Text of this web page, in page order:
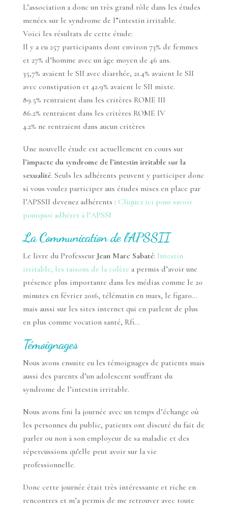
L’association a donc un très grand rôle dans les études
menées sur le syndrome de l”intestin irritable.
Voici les résultats de cette étude:
Il y a eu 257 participants dont environ 73% de femmes
et 27% d’homme avec un âge moyen de 46 ans.
35,7% avaient le SII avec diarrhée, 21.4% avaient le SII
avec constipation et 42.9% avaient le SII mixte.
89.5% rentraient dans les critères ROME III
86.2% rentraient dans les critères ROME IV
4.2% ne rentraient dans aucun critères
Une nouvelle étude est actuellement en cours sur
l’impacte du syndrome de l’intestin irritable sur la
sexualité. Seuls les adhérents peuvent y participer donc
si vous voulez participer aux études mises en place par
l’APSSII devenez adhérents : Cliquez ici pour savoir
pourquoi adhérer à l’APSSI
La Communication de l’APSSII
Le livre du Professeur Jean Marc Sabaté: Intestin
irritable, les raisons de la colère a permis d’avoir une
présence plus importante dans les médias comme le 20
minutes en février 2016, télématin en mars, le figaro…
mais aussi sur les sites internet qui en parlent de plus
en plus comme vocation santé, Rfi…
Témoignages
Nous avons ensuite eu les témoignages de patients mais
aussi des parents d’un adolescent souffrant du
syndrome de l’intestin irritable.
Nous avons fini la journée avec un temps d’échange où
les personnes du public, patients ont discuté du fait de
parler ou non à son employeur de sa maladie et des
répercussions qu’elle peut avoir sur la vie
professionnelle.
Donc cette journée était très intéressante et riche en
rencontres et m’a permis de me retrouver avec toute